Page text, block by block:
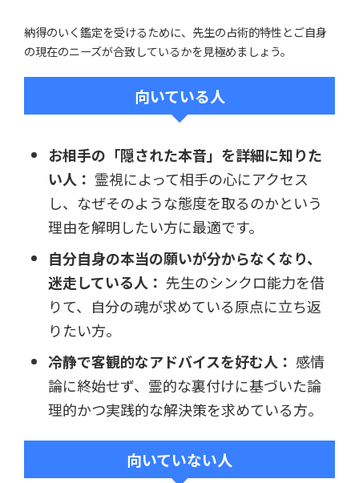
納得のいく鑑定を受けるために、先生の占術的特性とご自身
の現在のニーズが合致しているかを見極めましょう。
向いている人
お相手の「隠された本音」を詳細に知りた
い人： 霊視によって相手の心にアクセス
し、なぜそのような態度を取るのかという
理由を解明したい方に最適です。
自分自身の本当の願いが分からなくなり、
迷走している人： 先生のシンクロ能力を借
りて、自分の魂が求めている原点に立ち返
りたい方。
冷静で客観的なアドバイスを好む人： 感情
論に終始せず、霊的な裏付けに基づいた論
理的かつ実践的な解決策を求めている方。
向いていない人